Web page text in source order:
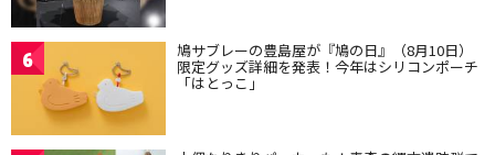
6 鳩サブレーの豊島屋が『鳩の日』（8月10日）
限定グッズ詳細を発表！今年はシリコンポーチ
「はとっこ」